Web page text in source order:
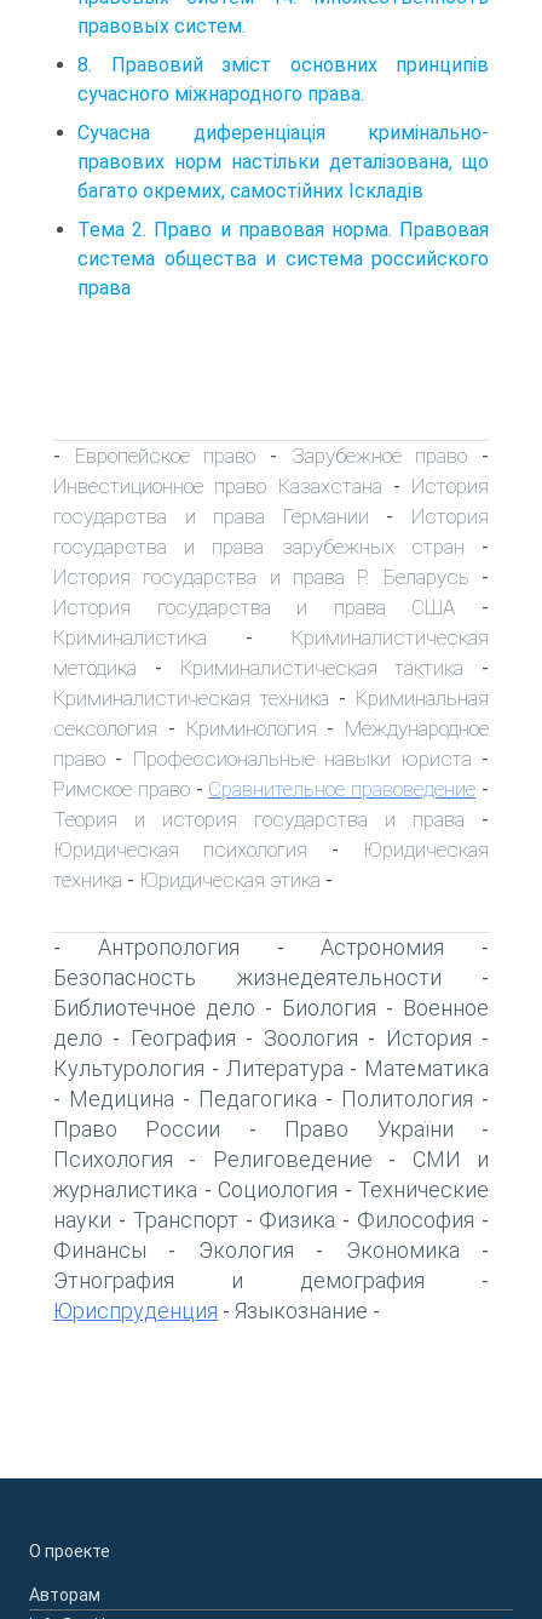
правовых систем.
8. Правовий зміст основних принципів
сучасного міжнародного права.
Сучасна диференцiацiя кримiнально-
правових норм настiльки деталiзована, що
багато окремих, самостiйних Iскладiв
Тема 2. Право и правовая норма. Правовая
система общества и система российского
права
- Европейское право - Зарубежное право -
Инвестиционное право Казахстана - История
государства и права Германии - История
государства и права зарубежных стран -
История государства и права Р. Беларусь -
История государства и права США -
Криминалистика - Криминалистическая
методика - Криминалистическая тактика -
Криминалистическая техника - Криминальная
сексология - Криминология - Международное
право - Профессиональные навыки юриста -
Римское право- Сравнительное правоведение -
Теория и история государства и права -
Юридическая психология -
Юридическая
техника - Юридическая этика -
- Антропология -Астрономия -
Безопасность жизнедеятельности -
Библиотечное дело - Биология - Военное
дело - География - Зоология - История -
Культурология - Литература - Математика
- Медицина - Педагогика - Политология -
Право России - Право України -
Психология - Религоведение - СМИ и
журналистика - Социология - Технические
науки - Транспорт- Физика - Философия -
Финансы - Экология - Экономика -
Этнография и демография -
Юриспруденция - Языкознание -
О проекте
Авторам